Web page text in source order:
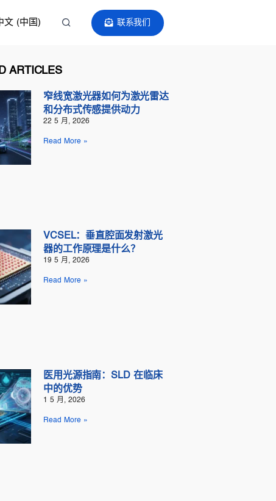
文 (中国) 联系我们
ARTICLES
窄线宽激光器如何为激光雷达
和分布式传感提供动力
22 5 月, 2026
Read More »
VCSEL：垂直腔面发射激光
器的工作原理是什么？
19 5 月, 2026
Read More »
医用光源指南：SLD 在临床
中的优势
1 5 月, 2026
Read More »